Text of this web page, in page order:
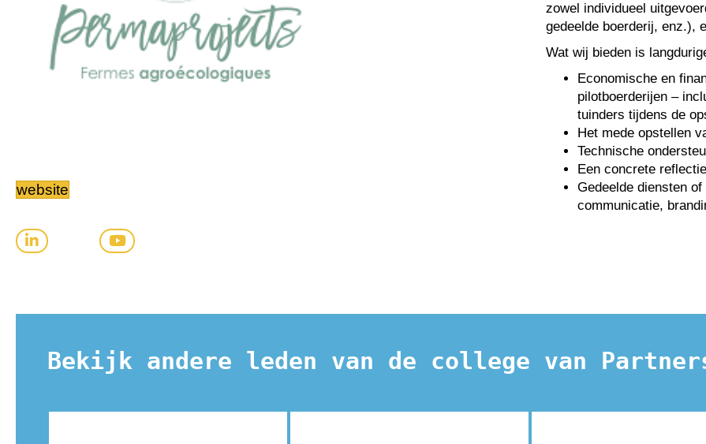
website
zowel individueel
gedeelde boerderij, enz.),
Wat wij bieden is
Economische en
pilotboerderijen –
tuinders tijdens de
Het mede opstellen
Technische
Een concrete
Gedeelde diensten
communicatie,
Bekijk andere leden van de college van